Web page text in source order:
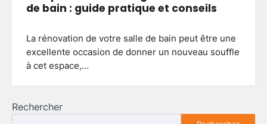
de bain : guide pratique et conseils
La rénovation de votre salle de bain peut être une
excellente occasion de donner un nouveau souffle
à cet espace,…
Rechercher